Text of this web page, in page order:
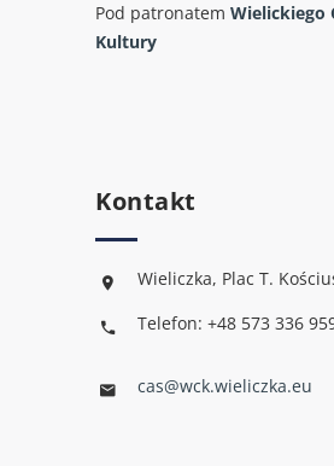
Pod patronatem Wielickiego
Kultury
Kontakt
Wieliczka, Plac T.
Telefon: +48 573 336
cas@wck.wieliczka.eu